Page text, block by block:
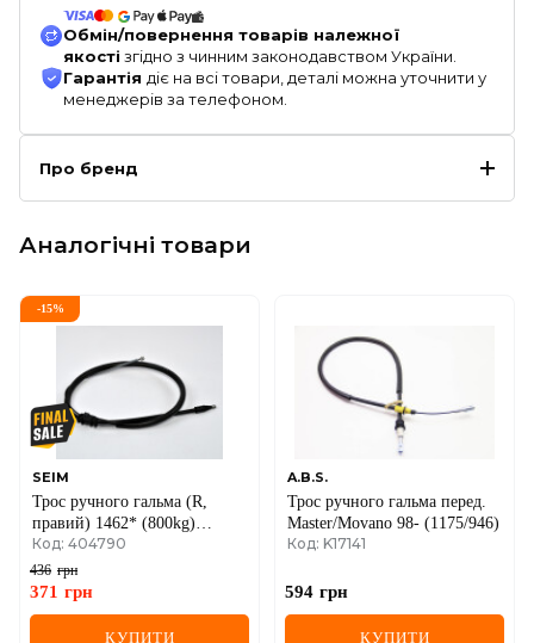
Обмін/повернення товарів належної
якості згідно з чинним законодавством України.
Гарантія діє на всі товари, деталі можна уточнити у
менеджерів за телефоном.
Про бренд
Аналогічні товари
-15%
SEIM
Трос ручного гальма (R,
правий) 1462* (800kg)
Renault Kangoo + Nissan
Kubistar 97->08
Код: 404790
436 грн
371 грн
КУПИТИ
A.B.S.
Трос ручного гальма перед.
Master/Movano 98- (1175/946)
Код: K17141
594 грн
КУПИТИ